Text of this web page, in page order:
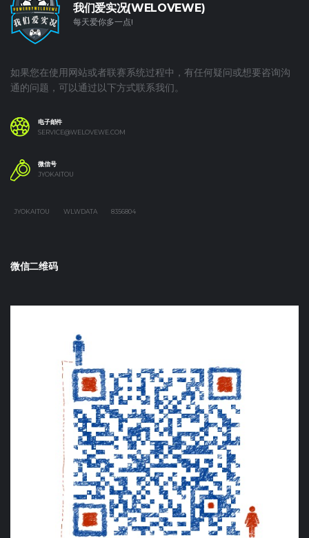
我们爱实况(WELOVEWE)
每天爱你多一点!
如果您在使用网站或者联赛系统过程中，有任何疑问或想要咨询沟
通的问题，可以通过以下方式联系我们。
电子邮件
SERVICE@WELOVEWE.COM
微信号
JYOKAITOU
JYOKAITOU WLWDATA 8356804
微信二维码